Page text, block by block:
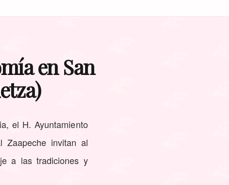
en San
el H. Ayuntamiento
Zaapeche invitan al
a las tradiciones y